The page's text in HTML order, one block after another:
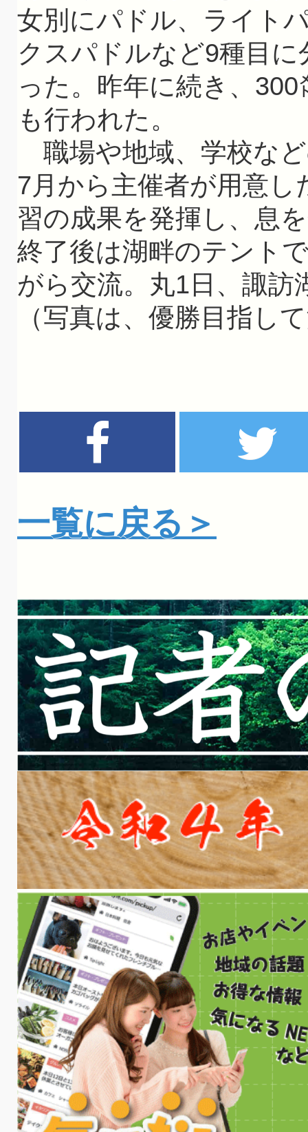
女別にパドル、ライト
クスパドルなど9種目
った。昨年に続き、
も行われた。
職場や地域、学校な
7月から主催者が用意
習の成果を発揮し、息
終了後は湖畔のテント
がら交流。丸1日、諏
（写真は、優勝目指し
一覧に戻る＞